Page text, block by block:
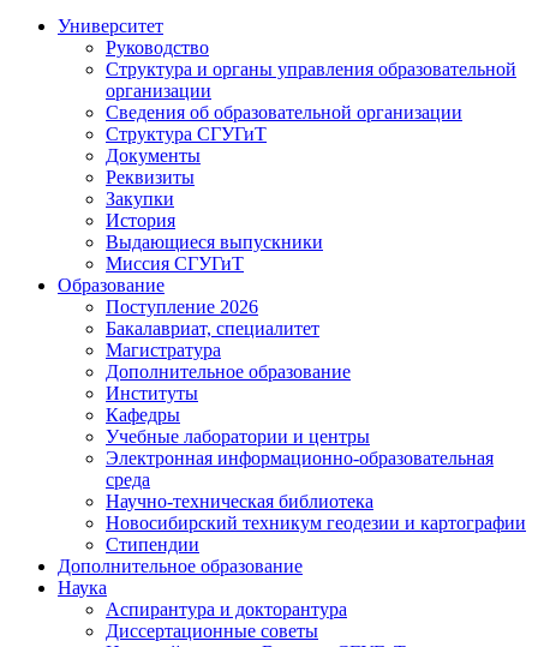
Университет
Руководство
Структура и органы управления образовательной
организации
Сведения об образовательной организации
Структура СГУГиТ
Документы
Реквизиты
Закупки
История
Выдающиеся выпускники
Миссия СГУГиТ
Образование
Поступление 2026
Бакалавриат, специалитет
Магистратура
Дополнительное образование
Институты
Кафедры
Учебные лаборатории и центры
Электронная информационно-образовательная
среда
Научно-техническая библиотека
Новосибирский техникум геодезии и картографии
Стипендии
Дополнительное образование
Наука
Аспирантура и докторантура
Диссертационные советы